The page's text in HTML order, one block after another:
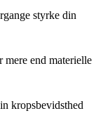
styrke din
end materielle
kropsbevidsthed